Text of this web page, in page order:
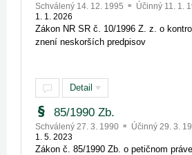
Schválený 14. 12. 1995 Účinný 11. 1.
1. 1. 2026
Zákon NR SR č. 10/1996 Z. z. o
znení neskorších predpisov
Detail
85/1990 Zb.
Schválený 27. 3. 1990 Účinný 29. 3.
1. 5. 2023
Zákon č. 85/1990 Zb. o petičnom